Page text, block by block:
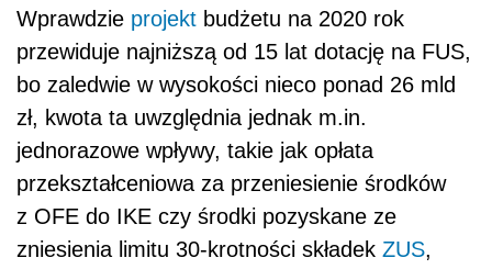
Wprawdzie projekt budżetu na 2020 rok
przewiduje najniższą od 15 lat dotację na FUS,
bo zaledwie w wysokości nieco ponad 26 mld
zł, kwota ta uwzględnia jednak m.in.
jednorazowe wpływy, takie jak opłata
przekształceniowa za przeniesienie środków
z OFE do IKE czy środki pozyskane ze
zniesienia limitu 30-krotności składek ZUS,